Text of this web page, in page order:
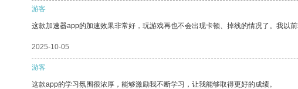
游客
这款加速器app的加速效果非常好，玩游戏再也不会出现卡顿、掉线的情况了。我以
2025-10-05
游客
这款app的学习氛围很浓厚，能够激励我不断学习，让我能够取得更好的成绩。